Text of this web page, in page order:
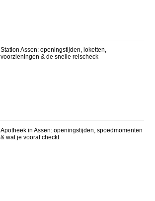
Station Assen: openingstijden, loketten,
voorzieningen & de snelle reischeck
Apotheek in Assen: openingstijden, spoedmomenten
& wat je vooraf checkt